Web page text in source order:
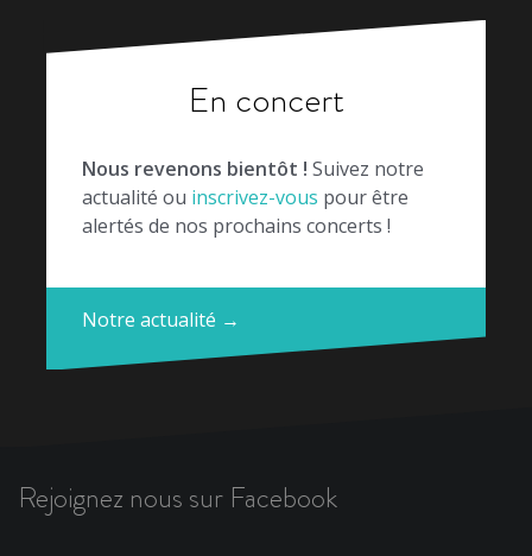
En concert
Nous revenons bientôt ! Suivez notre
actualité ou inscrivez-vous pour être
alertés de nos prochains concerts !
Notre actualité →
Rejoignez nous sur Facebook